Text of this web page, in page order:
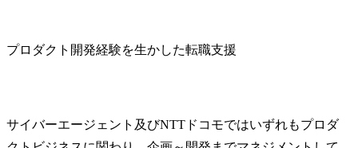
プロダクト開発経験を生かした転職支援
サイバーエージェント及びNTTドコモではいずれもプロダ